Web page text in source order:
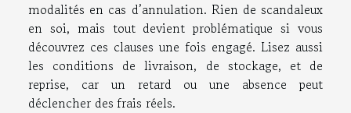
modalités en cas d’annulation. Rien de scandaleux
en soi, mais tout devient problématique si vous
découvrez ces clauses une fois engagé. Lisez aussi
les conditions de livraison, de stockage, et de
reprise, car un retard ou une absence peut
déclencher des frais réels.